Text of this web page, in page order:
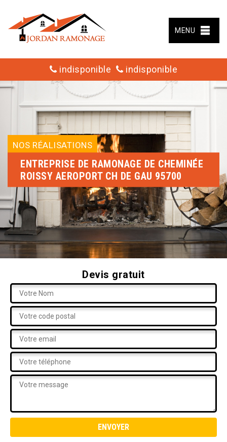
MENU
indisponible indisponible
NOS RÉALISATIONS
ENTREPRISE DE RAMONAGE DE CHEMINÉE
ROISSY AEROPORT CH DE GAU 95700
Devis gratuit